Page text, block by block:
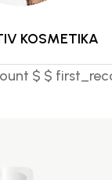
KOSMETIKA
$ $